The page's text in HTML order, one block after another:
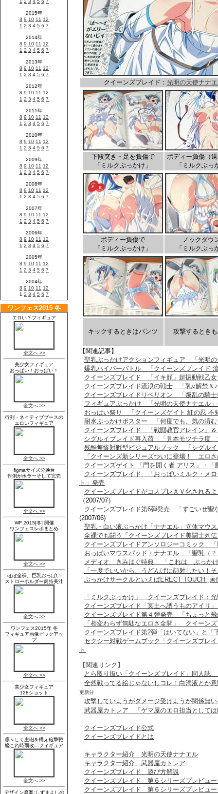
クイーンズブレイド： 光明の天使ナナ
下段突き・足を負傷で
「ミルクぶっかけ」
ボディー負傷（
「ミルクぶっ
ボディー負傷で
「ミルクぶっかけ」
ノックダウ
「ミルクぶっ
キックするときはパンツ 攻撃するとき
【関連記事】
聖乳ぶっかけアクションフィギュア 「光明
爆乳ハイパーバトル 「クイーンズブレイド
クイーンズブレイド 「イキ顔」超振動戦乙
クイーンズブレイド流浪の戦士 「乳○解禁＆
クイーンズブレイドリベリオン 「叛乱の騎
フィギュアぶっかけ 「光明の天使ナナエル」
おっぱい祭り 「クイーンズゲイト 紅の忍 不
耐水ぶっかけポスター 「何度でも、気の済
クイーンズブレイド 「戦闘教官アレイン」
シグルイブレイド再入荷 「見本モツチラ度
残酷無惨対戦型ビジュアルブック 「シグル
「クイーンズ新シリーズついに登場！ エロ
クイーンズゲイト 「門を開く者 アリス」・「
クイーンズブレイド 「おっぱいミルク・メ
ト」発売
クイーンズブレイドがコスプレＡＶ化される
（2007/07）
クイーンズブレイド第6弾発売 「すごいぜ聖
(2007/06)
聖乳・白い液ぶっかけ「ナナエル」立体マウ
全裸でも闘う「クイーンズブレイド美闘士
クイーンズブレイドアンソロジーコミック
おっぱいマウスパッド・ナナエル 「聖乳（
メディオ きみはぐ特典 「これは ぶっかけ
「一度でいいから、うどんげに顔射したい！
ぶっかけサークルといえばERECT TOUCH [画
「ミルクぶっかけ」 クイーンズブレイド：
クイーンズブレイド「冥土へ誘うものアイリ
クイーンズブレイド第４弾発売 「ちょっと
「相変わらず無駄なエロさ全開」 クイーン
クイーンズブレイド第2弾「はいてない」と「
セクシー対戦ゲームブック「クイーンズブレ
ト
【関連リンク】
とら取り扱い「クイーンズブレイド」同人誌
全然戦ってる絵じゃないしコレ！白濁液とか
更新分
攻撃していようがダメージ受けようが関係無
武器屋カトレア 「ゲマ屋のエロ担当として
クイーンズブレイド公式
クイーンズブレイドとは
キャラクター紹介 光明の天使ナナエル
キャラクター紹介 武器屋カトレア
クイーンズブレイド 遊び方解説
クイーンズブレイド 第６シリーズプレビュー
クイーンズブレイド 第６シリーズプレビュ